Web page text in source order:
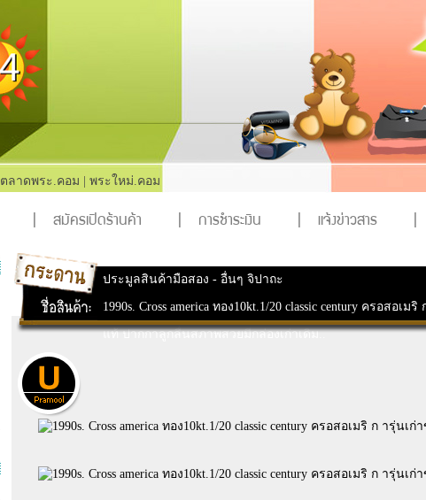
ตลาดพระ.คอม พระใหม่.คอม
สมัครเปิดร้านค้า การชำระเงิน แจ้งข่าวสาร
ประมูลสินค้ามือสอง -อื่นๆ จิปาถะ
1990s. Cross america ทอง10kt.1/20 classic century ครอสอเม
แท้ ปากกาลูกลื่นสภาพสวยมีกล่องเก่าเดิม..